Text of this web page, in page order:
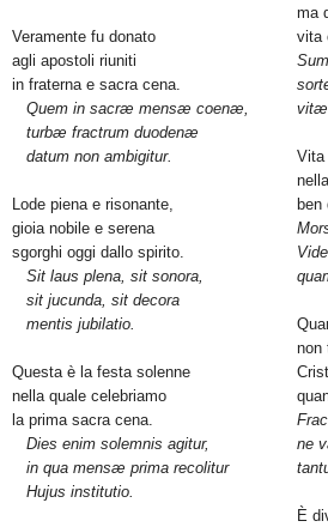
Veramente fu donato
agli apostoli riuniti
in fraterna e sacra cena.
Quem in sacræ mensæ coenæ,
turbæ fractrum duodenæ
datum non ambigitur.
Lode piena e risonante,
gioia nobile e serena
sgorghi oggi dallo spirito.
Sit laus plena, sit sonora,
sit jucunda, sit decora
mentis jubilatio.
Questa è la festa solenne
nella quale celebriamo
la prima sacra cena.
Dies enim solemnis agitur,
in qua mensæ prima recolitur
Hujus institutio.
ma
vita
vitæ
Vita
ben
non
ne
È